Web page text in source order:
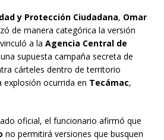
y Protección Ciudadana, Omar
de manera categórica la versión
a la Agencia Central de
supuesta campaña secreta de
cárteles dentro de territorio
explosión ocurrida en Tecámac,
oficial, el funcionario afirmó que
no permitirá versiones que busquen